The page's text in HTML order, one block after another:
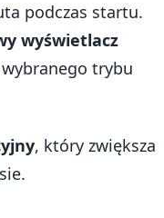
podczas startu.
wyświetlacz
trybu
, który zwiększa